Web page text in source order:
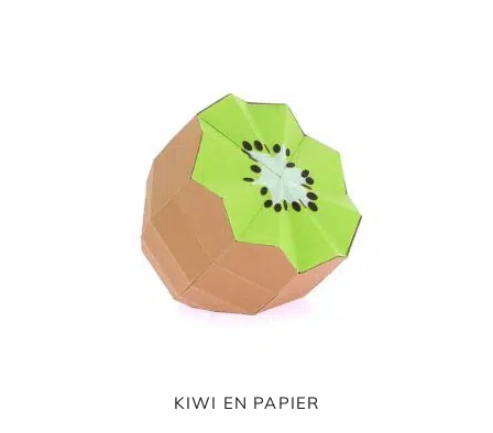
KIWI EN PAPIER